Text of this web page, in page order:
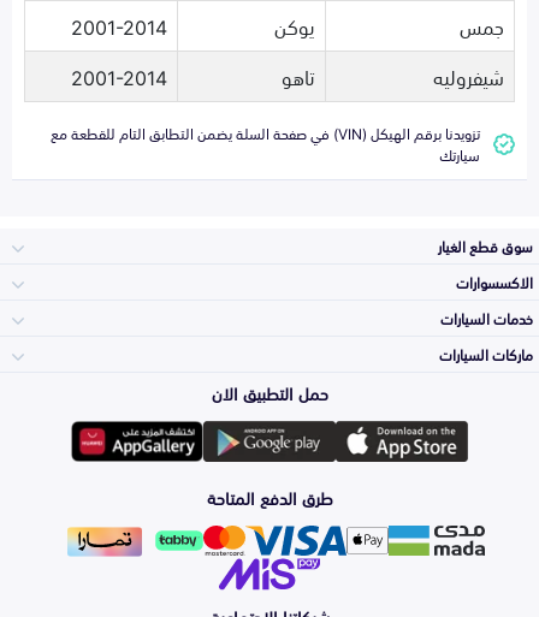
جمس
يوكن
2001-2014
شيفروليه
تاهو 2001-2014
تزويدنا برقم الهيكل (VIN) في صفحة السلة يضمن التطابق التام للقطعة مع
سيارتك
سوق قطع الغيار
المكائن، القيرات
وملحقاتها
الشمعات
والاصطبات (الاضاءة)
الفرامل والأقمشة
الاكسسوارات
لوازم الرحلات
اكسسوارات العناية
خدمات السيارات
الأكثر مبيعاً
التلميع والعناية
ماركات السيارات
تويوتا
هيونداي
حمل التطبيق الان
طرق الدفع المتاحة